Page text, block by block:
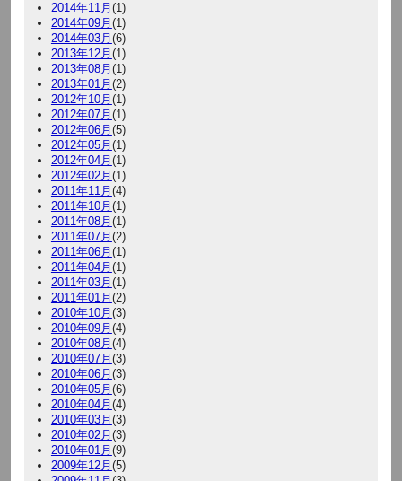
2014年11月(1)
2014年09月(1)
2014年03月(6)
2013年12月(1)
2013年08月(1)
2013年01月(2)
2012年10月(1)
2012年07月(1)
2012年06月(5)
2012年05月(1)
2012年04月(1)
2012年02月(1)
2011年11月(4)
2011年10月(1)
2011年08月(1)
2011年07月(2)
2011年06月(1)
2011年04月(1)
2011年03月(1)
2011年01月(2)
2010年10月(3)
2010年09月(4)
2010年08月(4)
2010年07月(3)
2010年06月(3)
2010年05月(6)
2010年04月(4)
2010年03月(3)
2010年02月(3)
2010年01月(9)
2009年12月(5)